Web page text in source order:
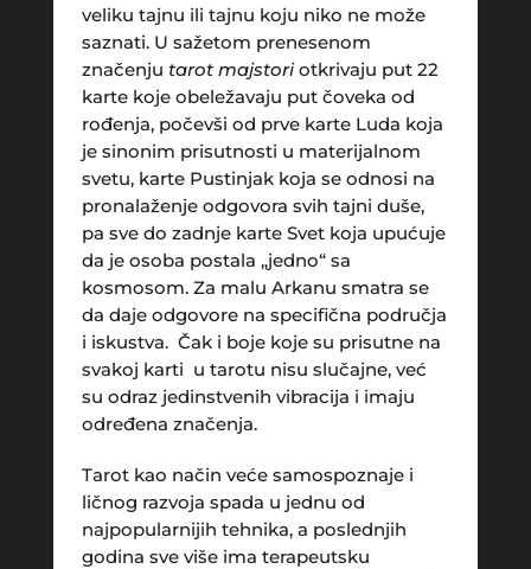
veliku tajnu ili tajnu koju niko ne može
saznati. U sažetom prenesenom
značenju tarot majstoriotkrivaju put 22
karte koje obeležavaju put čoveka od
rođenja, počevši od prve karte Luda koja
je sinonim prisutnosti u materijalnom
svetu, karte Pustinjak koja se odnosi na
pronalaženje odgovora svih tajni duše,
pa sve do zadnje karte Svet koja upućuje
da je osoba postala „jedno“ sa
kosmosom. Za malu Arkanu smatra se
da daje odgovore na specifična područja
i iskustva. Čak i boje koje su prisutne na
svakoj karti u tarotu nisu slučajne, već
su odraz jedinstvenih vibracija i imaju
određena značenja.
Tarot kao način veće samospoznaje i
ličnog razvoja spada u jednu od
najpopularnijih tehnika, a poslednjih
godina sve više ima terapeutsku